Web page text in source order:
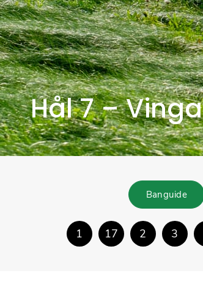
Hål 7 – Vinga
Banguide
1 17 2 3